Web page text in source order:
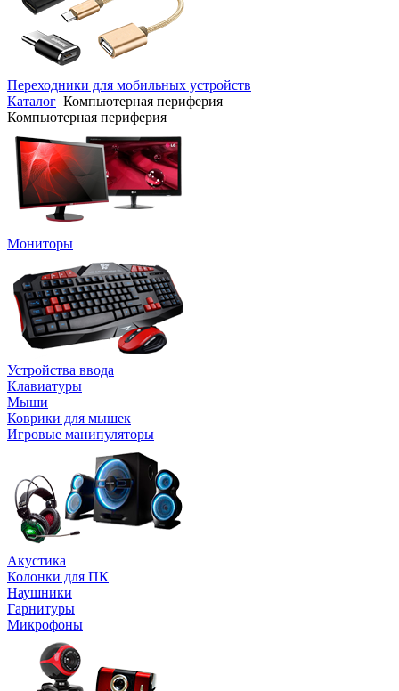
Переходники для мобильных устройств
Каталог Компьютерная периферия
Компьютерная периферия
Мониторы
Устройства ввода
Клавиатуры
Мыши
Коврики для мышек
Игровые манипуляторы
Акустика
Колонки для ПК
Наушники
Гарнитуры
Микрофоны